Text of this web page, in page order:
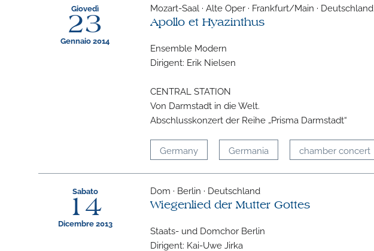
Giovedì
23
Gennaio 2014
Mozart-Saal · Alte Oper · Frankfurt/Main · Deutschland
Apollo et Hyazinthus
Ensemble Modern
Dirigent: Erik Nielsen
CENTRAL STATION
Von Darmstadt in die Welt.
Abschlusskonzert der Reihe „Prisma Darmstadt“
Germany Germania chamber concert
Sabato
14
Dicembre 2013
Dom · Berlin · Deutschland
Wiegenlied der Mutter Gottes
Staats- und Domchor Berlin
Dirigent: Kai-Uwe Jirka